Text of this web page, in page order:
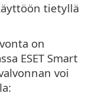
tietyllä
on
ESET Smart
voi